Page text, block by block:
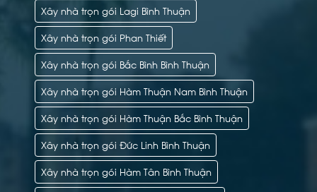
Xây nhà trọn gói Lagi Bình Thuận
Xây nhà trọn gói Phan Thiết
Xây nhà trọn gói Bắc Bình Bình Thuận
Xây nhà trọn gói Hàm Thuận Nam Bình Thuận
Xây nhà trọn gói Hàm Thuận Bắc Bình Thuận
Xây nhà trọn gói Đức Linh Bình Thuận
Xây nhà trọn gói Hàm Tân Bình Thuận